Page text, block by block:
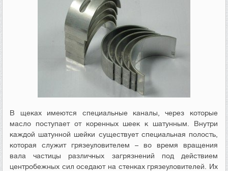
В щеках имеются специальные каналы, через которые
масло поступает от коренных шеек к шатунным. Внутри
каждой шатунной шейки существует специальная полость,
которая служит грязеуловителем – во время вращения
вала частицы различных загрязнений под действием
центробежных сил оседают на стенках грязеуловителей. Их